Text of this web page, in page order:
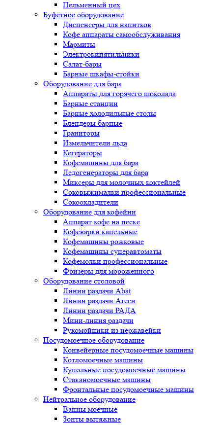
Пельменный цех
Буфетное оборудование
Диспенсеры для напитков
Кофе аппараты самообслуживания
Мармиты
Электрокипятильники
Cалат-бары
Барные шкафы-стойки
Оборудование для бара
Аппараты для горячего шоколада
Барные станции
Барные холодильные столы
Блендеры барные
Граниторы
Измельчители льда
Кегераторы
Кофемашины для бара
Ледогенераторы для бара
Миксеры для молочных коктейлей
Соковыжималки профессиональные
Сокоохладители
Оборудование для кофейни
Аппарат кофе на песке
Кофеварки капельные
Кофемашины рожковые
Кофемашины суперавтоматы
Кофемолки профессиональные
Фризеры для мороженного
Оборудование столовой
Линии раздачи Abat
Линии раздачи Атеси
Линии раздачи РАДА
Мини-линия раздачи
Рукомойники из нержавейки
Посудомоечное оборудование
Конвейерные посудомоечные машины
Котломоечные машины
Купольные посудомоечные машины
Стаканомоечные машины
Фронтальные посудомоечные машины
Нейтральное оборудование
Ванны моечные
Зонты вытяжные